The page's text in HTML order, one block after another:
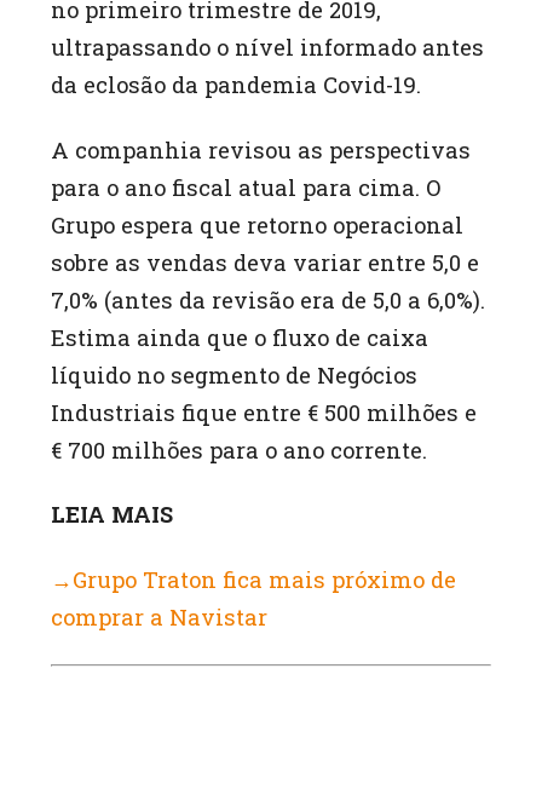
no primeiro trimestre de 2019,
ultrapassando o nível informado antes
da eclosão da pandemia Covid-19.
A companhia revisou as perspectivas
para o ano fiscal atual para cima. O
Grupo espera que retorno operacional
sobre as vendas deva variar entre 5,0 e
7,0% (antes da revisão era de 5,0 a 6,0%).
Estima ainda que o fluxo de caixa
líquido no segmento de Negócios
Industriais fique entre € 500 milhões e
€ 700 milhões para o ano corrente.
LEIA MAIS
→Grupo Traton fica mais próximo de
comprar a Navistar